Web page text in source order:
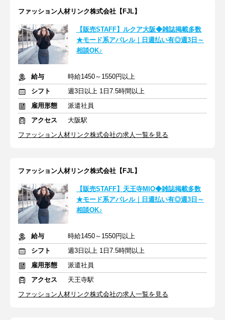
ファッション人材リンク株式会社【FJL】
【販売STAFF】ルクア大阪◆雑誌掲載多数
★モード系アパレル｜日週払い有◎週3日～
相談OK♪
給与
時給1450～1550円以上
シフト
週3日以上 1日7.5時間以上
雇用形態
派遣社員
アクセス
大阪駅
ファッション人材リンク株式会社の求人一覧を見る
ファッション人材リンク株式会社【FJL】
【販売STAFF】天王寺MIO◆雑誌掲載多数
★モード系アパレル｜日週払い有◎週3日～
相談OK♪
給与
時給1450～1550円以上
シフト
週3日以上 1日7.5時間以上
雇用形態
派遣社員
アクセス
天王寺駅
ファッション人材リンク株式会社の求人一覧を見る